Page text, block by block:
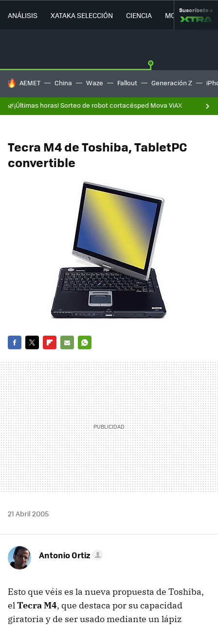
ANÁLISIS XATAKA SELECCIÓN CIENCIA MOVILIDAD
Suscríbete a
HOY SE HABLA DE
AEMET China Waze Fallout Generación Z
🌿¡Últimas horas! Sorteo de robot cortacésped Mova ViAX
Tecra M4 de Toshiba, TabletPC
convertible
MAIL
21 Abril 2005
Antonio Ortiz
Esto que véis es la nueva propuesta de Toshiba,
elTecra M4, que destaca por su capacidad
giratoria y de ser usado mediante un lápiz